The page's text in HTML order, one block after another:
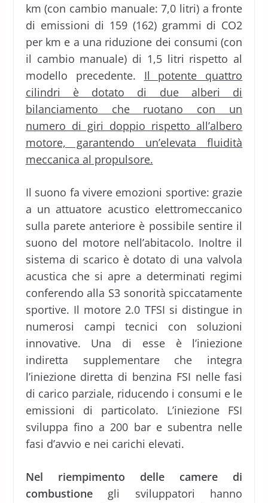
km (con cambio manuale: 7,0 litri) a fronte
di emissioni di 159 (162) grammi di CO2
per km e a una riduzione dei consumi (con
il cambio manuale) di 1,5 litri rispetto al
modello precedente. Il potente quattro
cilindri è dotato di due alberi di
bilanciamento che ruotano con un
numero di giri doppio rispetto all’albero
motore, garantendo un’elevata fluidità
meccanica al propulsore.
Il suono fa vivere emozioni sportive: grazie
a un attuatore acustico elettromeccanico
sulla parete anteriore è possibile sentire il
suono del motore nell’abitacolo. Inoltre il
sistema di scarico è dotato di una valvola
acustica che si apre a determinati regimi
conferendo alla S3 sonorità spiccatamente
sportive. Il motore 2.0 TFSI si distingue in
numerosi campi tecnici con soluzioni
innovative. Una di esse è l’iniezione
indiretta supplementare che integra
l’iniezione diretta di benzina FSI nelle fasi
di carico parziale, riducendo i consumi e le
emissioni di particolato. L’iniezione FSI
sviluppa fino a 200 bar e subentra nelle
fasi d’avvio e nei carichi elevati.
Nel riempimento delle camere di
combustionegli sviluppatori hanno